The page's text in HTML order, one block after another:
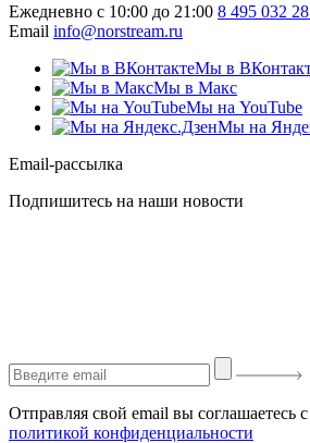
Ежедневно с 10:00 до 21:00 8 495 032
Email info@norstream.ru
Мы в
Мы в Макс
Мы на YouTube
Мы на
Email-рассылка
Подпишитесь на наши новости
Отправляя свой email вы соглашаетесь
политикой конфиденциальности